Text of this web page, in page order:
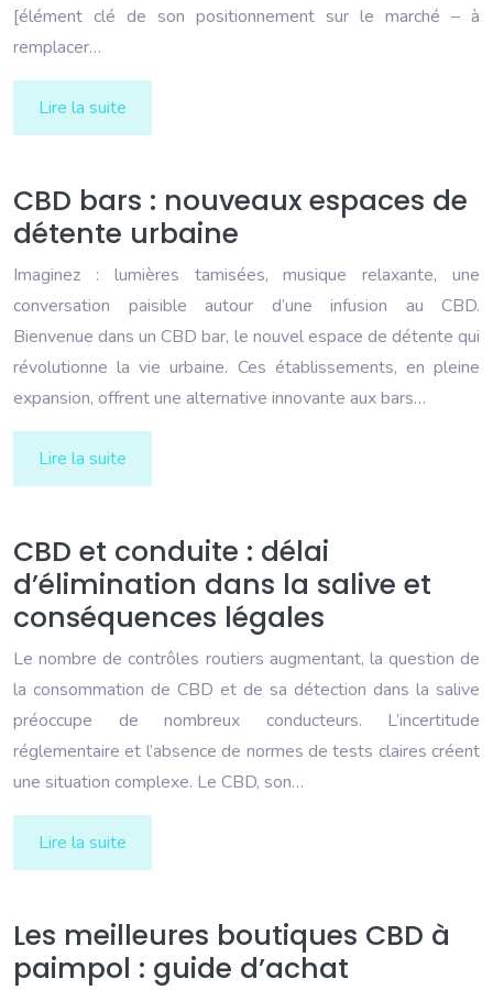
[élément clé de son positionnement sur le marché – à
remplacer…
Lire la suite
CBD bars : nouveaux espaces de
détente urbaine
Imaginez : lumières tamisées, musique relaxante, une
conversation paisible autour d’une infusion au CBD.
Bienvenue dans un CBD bar, le nouvel espace de détente qui
révolutionne la vie urbaine. Ces établissements, en pleine
expansion, offrent une alternative innovante aux bars…
Lire la suite
CBD et conduite : délai
d’élimination dans la salive et
conséquences légales
Le nombre de contrôles routiers augmentant, la question de
la consommation de CBD et de sa détection dans la salive
préoccupe de nombreux conducteurs. L’incertitude
réglementaire et l’absence de normes de tests claires créent
une situation complexe. Le CBD, son…
Lire la suite
Les meilleures boutiques CBD à
paimpol : guide d’achat